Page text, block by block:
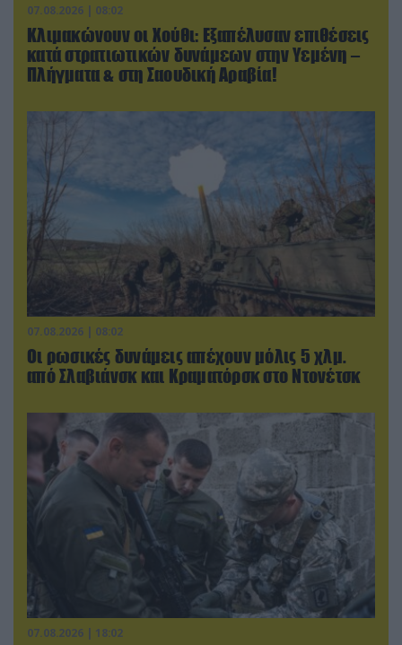
07.08.2026 | 08:02
Κλιμακώνουν οι Χούθι: Eξαπέλυσαν επιθέσεις
κατά στρατιωτικών δυνάμεων στην Υεμένη –
Πλήγματα & στη Σαουδική Αραβία!
07.08.2026 | 08:02
Οι ρωσικές δυνάμεις απέχουν μόλις 5 χλμ.
από Σλαβιάνσκ και Κραματόρσκ στο Ντονέτσκ
07.08.2026 | 18:02